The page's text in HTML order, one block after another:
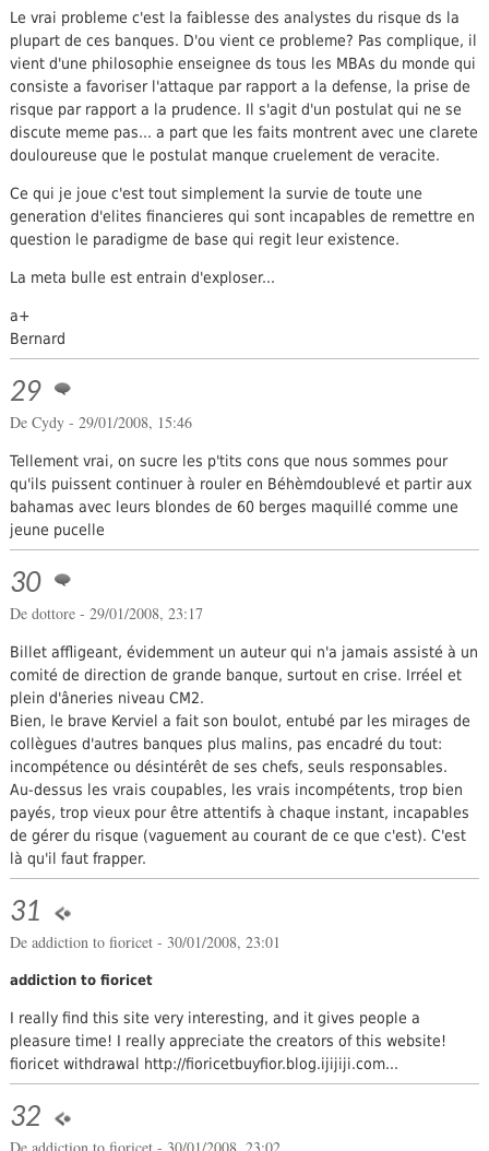
Le vrai probleme c'est la faiblesse des analystes du risque ds la
plupart de ces banques. D'ou vient ce probleme? Pas complique, il
vient d'une philosophie enseignee ds tous les MBAs du monde qui
consiste a favoriser l'attaque par rapport a la defense, la prise de
risque par rapport a la prudence. Il s'agit d'un postulat qui ne se
discute meme pas... a part que les faits montrent avec une clarete
douloureuse que le postulat manque cruelement de veracite.
Ce qui je joue c'est tout simplement la survie de toute une
generation d'elites financieres qui sont incapables de remettre en
question le paradigme de base qui regit leur existence.
La meta bulle est entrain d'exploser...
a+
Bernard
29
De Cydy - 29/01/2008, 15:46
Tellement vrai, on sucre les p'tits cons que nous sommes pour
qu'ils puissent continuer à rouler en Béhèmdoublevé et partir aux
bahamas avec leurs blondes de 60 berges maquillé comme une
jeune pucelle
30
De dottore - 29/01/2008, 23:17
Billet affligeant, évidemment un auteur qui n'a jamais assisté à un
comité de direction de grande banque, surtout en crise. Irréel et
plein d'âneries niveau CM2.
Bien, le brave Kerviel a fait son boulot, entubé par les mirages de
collègues d'autres banques plus malins, pas encadré du tout:
incompétence ou désintérêt de ses chefs, seuls responsables.
Au-dessus les vrais coupables, les vrais incompétents, trop bien
payés, trop vieux pour être attentifs à chaque instant, incapables
de gérer du risque (vaguement au courant de ce que c'est). C'est
là qu'il faut frapper.
31
De addiction to fioricet- 30/01/2008, 23:01
addiction to fioricet
I really find this site very interesting, and it gives people a
pleasure time! I really appreciate the creators of this website!
fioricet withdrawal http://fioricetbuyfior.blog.ijijiji.com...
32